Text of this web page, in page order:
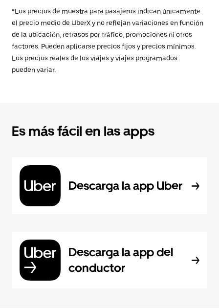
*Los precios de muestra para pasajeros indican únicamente
el precio medio de UberX y no reflejan variaciones en función
de la ubicación, retrasos por tráfico, promociones ni otros
factores. Pueden aplicarse precios fijos y precios mínimos.
Los precios reales de los viajes y viajes programados
pueden variar.
Es más fácil en las apps
Descarga la app Uber
Descarga la app del
conductor